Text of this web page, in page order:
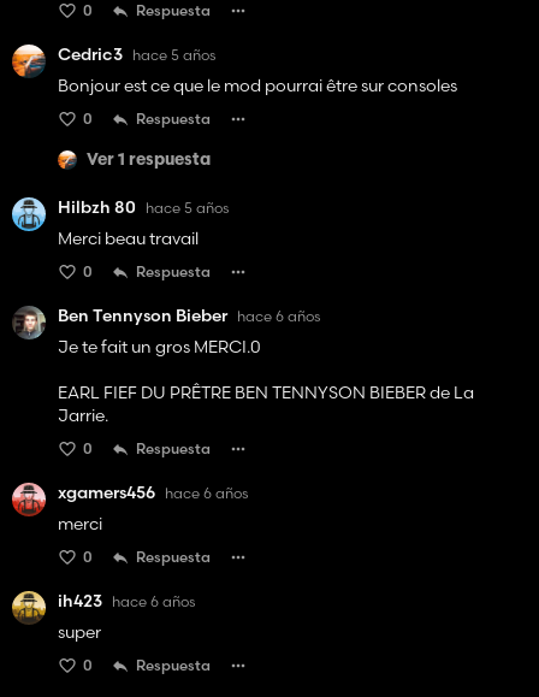
0 Respuesta
Cedric3 hace 5 años
Bonjour est ce que le mod pourrai être sur consoles
0 Respuesta
Ver 1 respuesta
Hilbzh 80 hace 5 años
Merci beau travail
0 Respuesta
Ben Tennyson Bieber hace 6 años
Je te fait un gros MERCI.0
EARL FIEF DU PRÊTRE BEN TENNYSON BIEBER de La
Jarrie.
0 Respuesta
xgamers456 hace 6 años
merci
0 Respuesta
ih423 hace 6 años
super
0 Respuesta